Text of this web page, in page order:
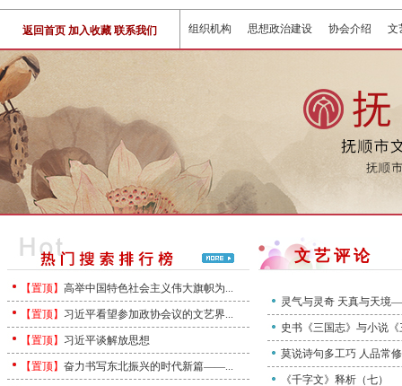
返回首页 加入收藏 联系我们 组织机构 思想政治建设 协会介绍 文
【置顶】 高举中国特色社会主义伟大旗帜为...
【置顶】 习近平看望参加政协会议的文艺界...
【置顶】 习近平谈解放思想
【置顶】 奋力书写东北振兴的时代新篇——...
文艺评论
灵气与灵奇 天真与天境
史书《三国志》与小说
莫说诗句多工巧 人品常
《千字文》释析（七）